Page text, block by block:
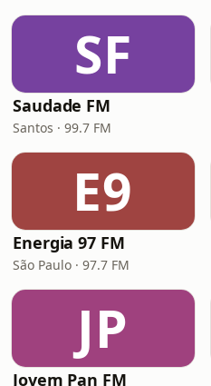
SF
Saudade FM
Santos · 99.7 FM
E9
Energia 97 FM
São Paulo · 97.7 FM
JP
Jovem Pan FM